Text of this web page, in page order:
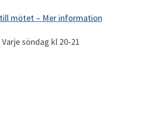
mötet – Mer information
Varje söndag kl 20-21